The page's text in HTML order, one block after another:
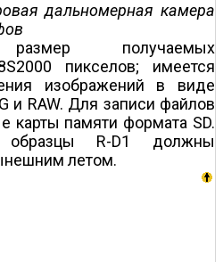
дальномерная камера
размер получаемых
пикселов; имеется
изображений в виде
и RAW. Для записи файлов
карты памяти формата SD.
R-D1 должны
летом.